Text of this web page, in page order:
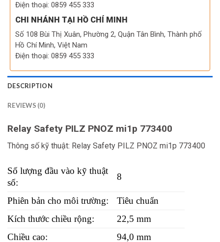
Điện thoại: 0859 455 333
CHI NHÁNH TẠI HỒ CHÍ MINH
Số 108 Bùi Thị Xuân, Phường 2, Quận Tân Bình, Thành phố
Hồ Chí Minh, Việt Nam
Điện thoại: 0859 455 333
DESCRIPTION
REVIEWS (0)
Relay Safety PILZ PNOZ mi1p 773400
Thông số kỹ thuật: Relay Safety PILZ PNOZ mi1p 773400
Số lượng đầu vào kỹ thuật
số:
8
Phiên bản cho môi trường:
Tiêu chuẩn
Kích thước chiều rộng:
22,5 mm
Chiều cao:
94,0 mm